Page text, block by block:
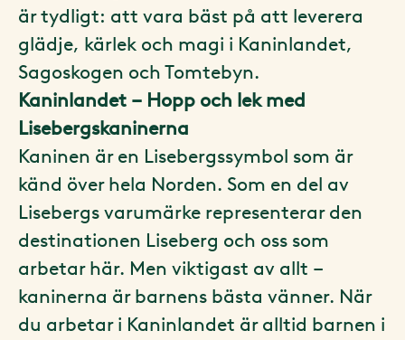
är tydligt: att vara bäst på att leverera
glädje, kärlek och magi i Kaninlandet,
Sagoskogen och Tomtebyn.
Kaninlandet – Hopp och lek med
Lisebergskaninerna
Kaninen är en Lisebergssymbol som är
känd över hela Norden. Som en del av
Lisebergs varumärke representerar den
destinationen Liseberg och oss som
arbetar här. Men viktigast av allt –
kaninerna är barnens bästa vänner. När
du arbetar i Kaninlandet är alltid barnen i